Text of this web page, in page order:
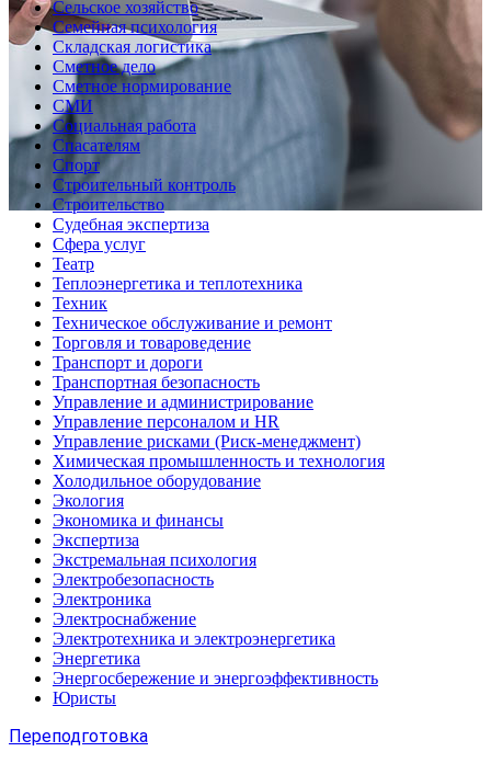
Сельское хозяйство
Семейная психология
Складская логистика
Сметное дело
Сметное нормирование
СМИ
Социальная работа
Спасателям
Спорт
Строительный контроль
Строительство
Судебная экспертиза
Сфера услуг
Театр
Теплоэнергетика и теплотехника
Техник
Техническое обслуживание и ремонт
Торговля и товароведение
Транспорт и дороги
Транспортная безопасность
Управление и администрирование
Управление персоналом и HR
Управление рисками (Риск-менеджмент)
Химическая промышленность и технология
Холодильное оборудование
Экология
Экономика и финансы
Экспертиза
Экстремальная психология
Электробезопасность
Электроника
Электроснабжение
Электротехника и электроэнергетика
Энергетика
Энергосбережение и энергоэффективность
Юристы
Переподготовка